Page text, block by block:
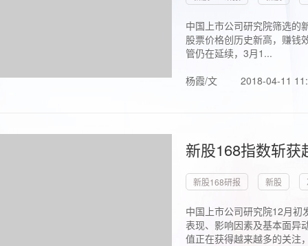
中国上市公司研究院筛选的
股票价格创历史新高，赚钱
管仍在延续，3月1...
杨霞/文
2018-04-11
新股168指数斩
新股168研报 新股
中国上市公司研究院12月初
表现、影响因素及基本面异
值正在获得越来越多的关注